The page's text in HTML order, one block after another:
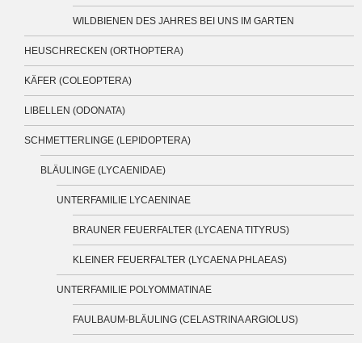
WILDBIENEN DES JAHRES BEI UNS IM GARTEN
HEUSCHRECKEN (ORTHOPTERA)
KÄFER (COLEOPTERA)
LIBELLEN (ODONATA)
SCHMETTERLINGE (LEPIDOPTERA)
BLÄULINGE (LYCAENIDAE)
UNTERFAMILIE LYCAENINAE
BRAUNER FEUERFALTER (LYCAENA TITYRUS)
KLEINER FEUERFALTER (LYCAENA PHLAEAS)
UNTERFAMILIE POLYOMMATINAE
FAULBAUM-BLÄULING (CELASTRINA ARGIOLUS)